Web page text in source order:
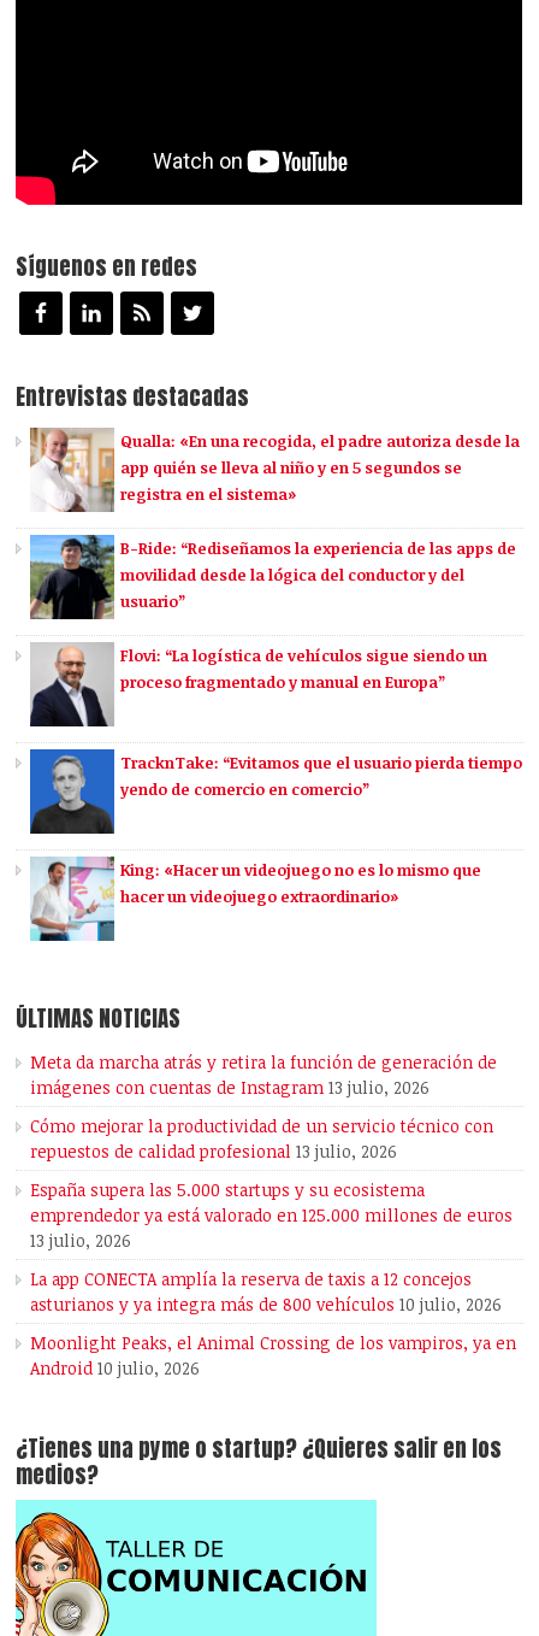
Síguenos en redes
Entrevistas destacadas
Qualla: «En una recogida, el padre autoriza desde la
app quién se lleva al niño y en 5 segundos se
registra en el sistema»
B-Ride: “Rediseñamos la experiencia de las apps de
movilidad desde la lógica del conductor y del
usuario”
Flovi: “La logística de vehículos sigue siendo un
proceso fragmentado y manual en Europa”
TracknTake: “Evitamos que el usuario pierda tiempo
yendo de comercio en comercio”
King: «Hacer un videojuego no es lo mismo que
hacer un videojuego extraordinario»
ÚLTIMAS NOTICIAS
Meta da marcha atrás y retira la función de generación de
imágenes con cuentas de Instagram 13 julio, 2026
Cómo mejorar la productividad de un servicio técnico con
repuestos de calidad profesional 13 julio, 2026
España supera las 5.000 startups y su ecosistema
emprendedor ya está valorado en 125.000 millones de euros
13 julio, 2026
La app CONECTA amplía la reserva de taxis a 12 concejos
asturianos y ya integra más de 800 vehículos 10 julio, 2026
Moonlight Peaks, el Animal Crossing de los vampiros, ya en
Android 10 julio, 2026
¿Tienes una pyme o startup? ¿Quieres salir en los
medios?